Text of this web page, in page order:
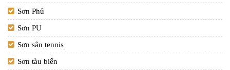
Sơn Phủ
Sơn PU
Sơn sân tennis
Sơn tàu biển